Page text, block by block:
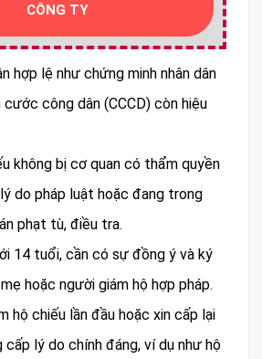
CÔNG TY
hợp lệ như chứng minh nhân dân
công dân (CCCD) còn hiệu
không bị cơ quan có thẩm quyền
do pháp luật hoặc đang trong
phạt tù, điều tra.
14 tuổi, cần có sự đồng ý và ký
hoặc người giám hộ hợp pháp.
hộ chiếu lần đầu hoặc xin cấp lại
cấp lý do chính đáng, ví dụ như hộ